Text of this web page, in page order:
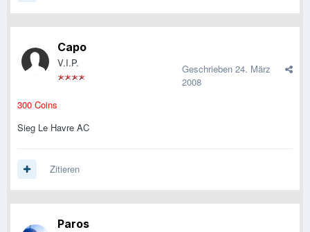
Capo
V.I.P. Geschrieben 24. März
2008
300 Coins
Sieg Le Havre AC
Zitieren
Paros